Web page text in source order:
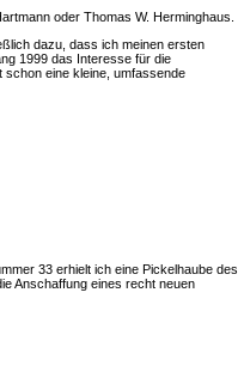
oder Thomas W. Herminghaus.
dazu, dass ich meinen ersten
1999 das Interesse für die
schon eine kleine, umfassende
33 erhielt ich eine Pickelhaube des
Anschaffung eines recht neuen